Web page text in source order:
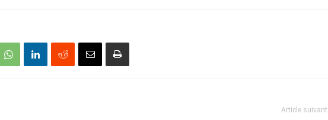
Article suivant